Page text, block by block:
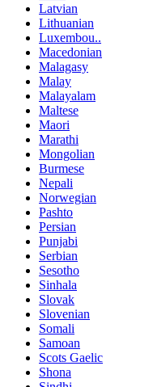
Latvian
Lithuanian
Luxembou..
Macedonian
Malagasy
Malay
Malayalam
Maltese
Maori
Marathi
Mongolian
Burmese
Nepali
Norwegian
Pashto
Persian
Punjabi
Serbian
Sesotho
Sinhala
Slovak
Slovenian
Somali
Samoan
Scots Gaelic
Shona